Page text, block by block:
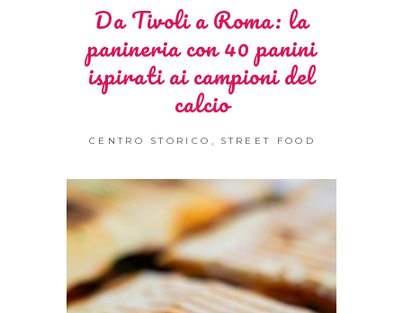
Da Tivoli a Roma: la
panineria con 40 panini
ispirati ai campioni del
calcio
CENTRO STORICO STREET FOOD